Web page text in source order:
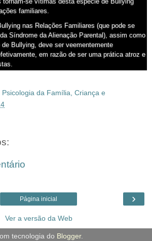
familiares.
nas Relações Familiares (que pode se
Síndrome da Alienação Parental), assim como
Bullying, deve ser veementemente
em razão de ser uma prática atroz e
da Família, Criança e
›
Página inicial
Ver a versão da Web
tecnologia do Blogger.